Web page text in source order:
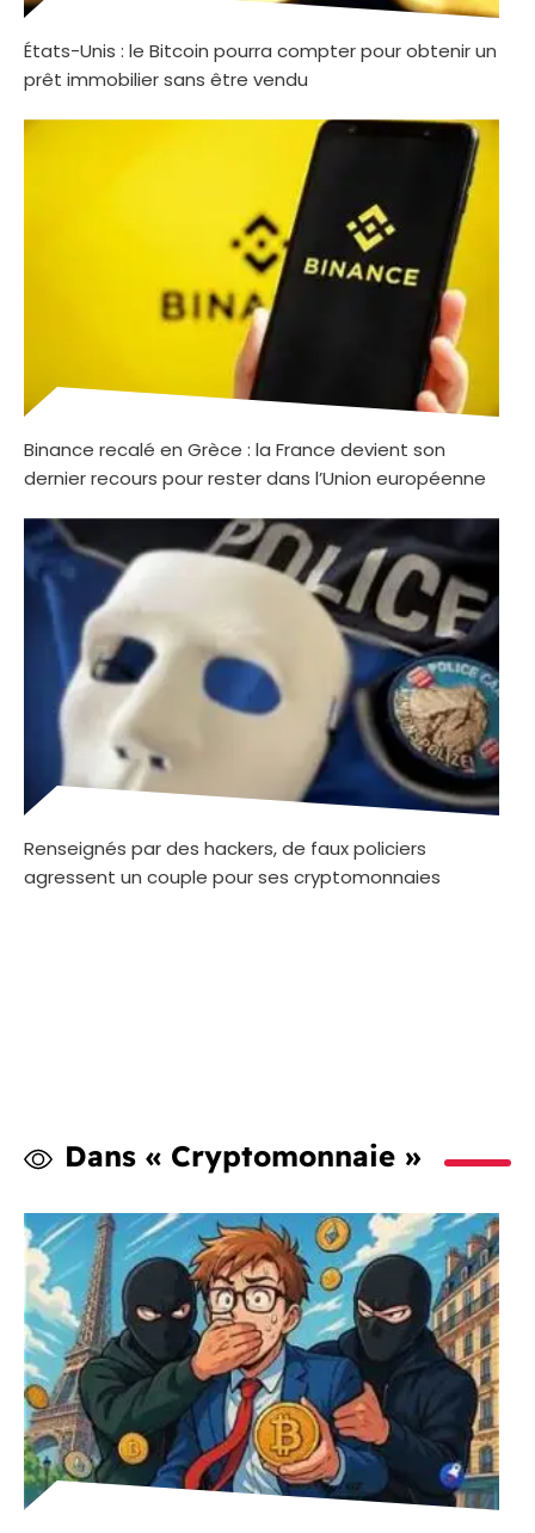
États-Unis : le Bitcoin pourra compter pour obtenir un
prêt immobilier sans être vendu
Binance recalé en Grèce : la France devient son
dernier recours pour rester dans l’Union européenne
Renseignés par des hackers, de faux policiers
agressent un couple pour ses cryptomonnaies
Dans « Cryptomonnaie »